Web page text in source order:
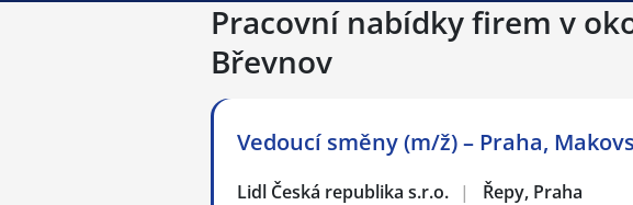
Pracovní nabídky firem v
Břevnov
Vedoucí směny (m/ž) – Praha,
Lidl Česká republika s.r.o. | Řepy, Praha